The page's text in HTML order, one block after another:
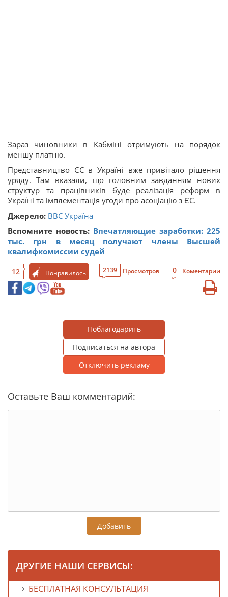
Зараз чиновники в Кабміні отримують на порядок
меншу платню.
Представництво ЄС в Україні вже привітало рішення
уряду. Там вказали, що головним завданням нових
структур та працівників буде реалізація реформ в
Україні та імплементація угоди про асоціацію з ЄС.
Джерело: ВВС Україна
Вспомните новость: Впечатляющие заработки: 225
тыс. грн в месяц получают члены Высшей
квалифкомиссии судей
12 Понравилось 2139 Просмотров 0 Коментарии
Поблагодарить
Подписаться на автора
Отключить рекламу
Оставьте Ваш комментарий:
Добавить
ДРУГИЕ НАШИ СЕРВИСЫ:
БЕСПЛАТНАЯ КОНСУЛЬТАЦИЯ